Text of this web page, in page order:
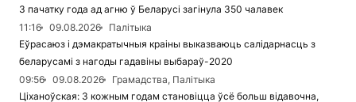
З пачатку года ад агню ў Беларусі загінула 350 чалавек
11:16
09.08.2026
Палітыка
Еўрасаюз і дэмакратычныя краіны выказваюць салідарнасць з
беларусамі з нагоды гадавіны выбараў-2020
09:56
09.08.2026
Грамадства, Палітыка
Ціханоўская: З кожным годам становіцца ўсё больш відавочна,